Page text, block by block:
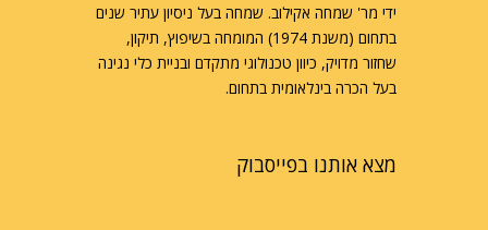
ידי מר' שמחה אקילוב. שמחה בעל ניסיון עתיר שנים
בתחום (משנת 1974) המומחה בשיפוץ, תיקון,
שחזור מדויק, כיוון טכנולוגי מתקדם ובניית כלי נגינה
בעל הכרה בינלאומית בתחום.
מצא אותנו בפייסבוק